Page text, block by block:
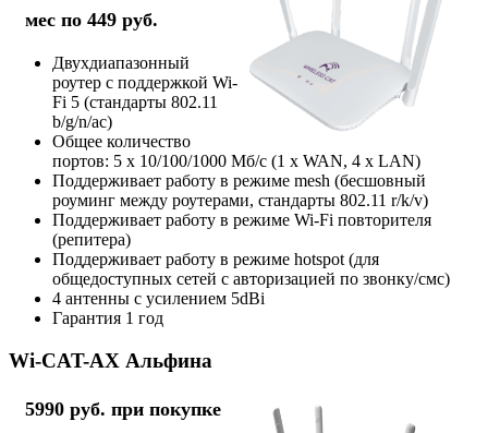
мес по 449 руб.
Двухдиапазонный
роутер с поддержкой Wi-
Fi 5 (стандарты 802.11
b/g/n/ac)
Общее количество
портов: 5 х 10/100/1000 Мб/с (1 x WAN, 4 x LAN)
Поддерживает работу в режиме mesh (бесшовный
роуминг между роутерами, стандарты 802.11 r/k/v)
Поддерживает работу в режиме Wi-Fi повторителя
(репитера)
Поддерживает работу в режиме hotspot (для
общедоступных сетей с авторизацией по звонку/смс)
4 антенны с усилением 5dBi
Гарантия 1 год
Wi-CAT-AX Альфина
5990 руб. при покупке